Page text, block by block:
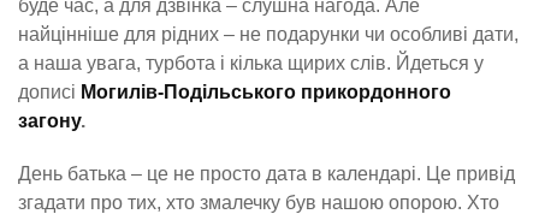
буде час, а для дзвінка – слушна нагода. Але
найцінніше для рідних – не подарунки чи особливі дати,
а наша увага, турбота і кілька щирих слів. Йдеться у
дописі Могилів-Подільського прикордонного
загону.
День батька – це не просто дата в календарі. Це привід
згадати про тих, хто змалечку був нашою опорою. Хто